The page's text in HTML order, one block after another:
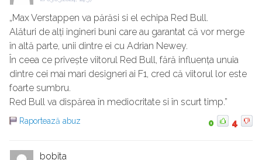
„Max Verstappen va părăsi si el echipa Red Bull.
Alături de alți ingineri buni care au garantat că vor merge
în altă parte, unii dintre ei cu Adrian Newey.
În ceea ce privește viitorul Red Bull, fără influența unuia
dintre cei mai mari designeri ai F1, cred că viitorul lor este
foarte sumbru.
Red Bull va dispărea în mediocritate si în scurt timp.”
Raportează abuz 0 4
bobita